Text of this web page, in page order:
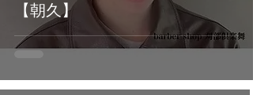
【朝久】